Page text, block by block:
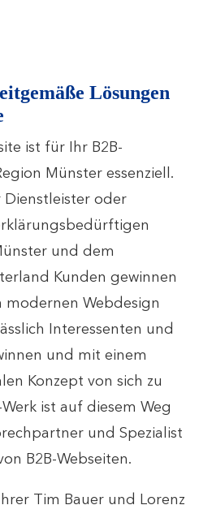
Lösungen
ist für Ihr B2B-
Münster essenziell.
Dienstleister oder
und dem
Kunden gewinnen
modernen Webdesign
Interessenten und
und mit einem
Konzept von sich zu
ist auf diesem Weg
und Spezialist
B2B-Webseiten.
Tim Bauer und Lorenz